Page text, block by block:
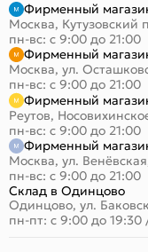
Фирменный
Москва, Кутузовский
пн-вс: с 9:00 до 21:00
Фирменный
Москва, ул.
пн-вс: с 9:00 до 21:00
Фирменный
Реутов,
пн-вс: с 9:00 до 21:00
Фирменный
Москва, ул.
пн-вс: с 9:00 до 21:00
Склад в Одинцово
Одинцово, ул.
пн-пт: с 9:00 до 19:30